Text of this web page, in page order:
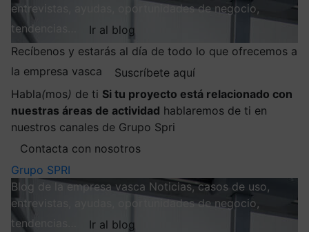
entrevistas, ayudas, oportunidades de negocio,
tendencias…
Ir al blog
Recíbenos y estarás al día de todo lo que ofrecemos a
la empresa vasca
Suscríbete aquí
Habla(mos) de ti Si tu proyecto está relacionado con
nuestras áreas de actividad hablaremos de ti en
nuestros canales de Grupo Spri
Contacta con nosotros
Grupo SPRI
Blog de la empresa vasca Noticias, casos de uso,
entrevistas, ayudas, oportunidades de negocio,
tendencias…
Ir al blog